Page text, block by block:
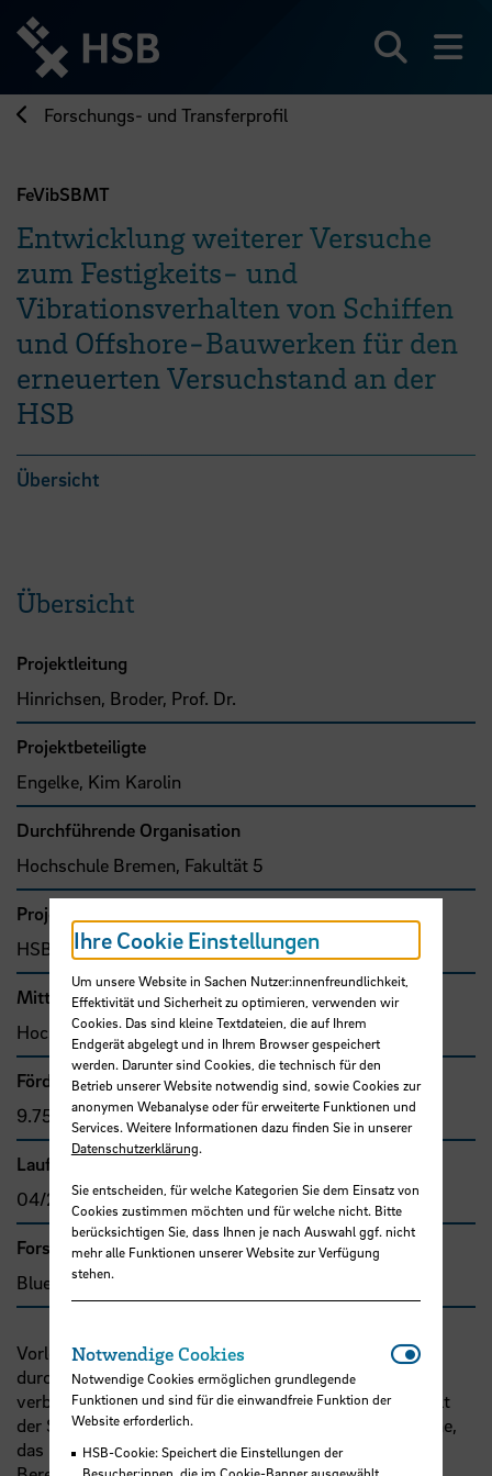
zum
Seiteninhalt
springen
Forschungs- und Transferprofil
FeVibSBMT
Entwicklung weiterer Versuche
zum Festigkeits- und
Vibrationsverhalten von Schiffen
und Offshore-Bauwerken für den
erneuerten Versuchstand an der
HSB
Übersicht
Übersicht
Projektleitung
Hinrichsen, Broder, Prof. Dr.
Projektbeteiligte
Engelke, Kim Karolin
Durchführende Organisation
Hochschule Bremen, Fakultät 5
Projekttyp
HSB-intern gefördertes Projekt
Mittel- bzw. Auftragsgeber
Hochschule Bremen, F&E-Fonds
Förder- bzw. Auftragssumme
9.750,00 €
Laufzeit
04/2026 - 03/2027
Forschungs- und Transfercluster
Blue Sciences
Vorlesungen in den Ingenieurwissenschaften werden
durch experimentelle Lehrveranstaltungen stark
verbessert. Dies gilt für alle Disziplinen, daher unterhält
der Schiffbau an derHSB
zum Beispiel die Schlepprinne,
das Hydrostatik-Labor und das Faserbund-Labor. In
Ihre Cookie Einstellungen
Um unsere Website in Sachen Nutzer:innenfreundlichkeit,
Effektivität und Sicherheit zu optimieren, verwenden wir
Cookies. Das sind kleine Textdateien, die auf Ihrem
Endgerät abgelegt und in Ihrem Browser gespeichert
werden. Darunter sind Cookies, die technisch für den
Betrieb unserer Website notwendig sind, sowie Cookies zur
anonymen Webanalyse oder für erweiterte Funktionen und
Services. Weitere Informationen dazu finden Sie in unserer
Datenschutzerklärung.
Sie entscheiden, für welche Kategorien Sie dem Einsatz von
Cookies zustimmen möchten und für welche nicht. Bitte
berücksichtigen Sie, dass Ihnen je nach Auswahl ggf. nicht
mehr alle Funktionen unserer Website zur Verfügung
stehen.
Notwendige Cookies
Notwendige Cookies ermöglichen grundlegende
Funktionen und sind für die einwandfreie Funktion der
Website erforderlich.
HSB-Cookie: Speichert die Einstellungen der
Besucher:innen, die im Cookie-Banner ausgewählt